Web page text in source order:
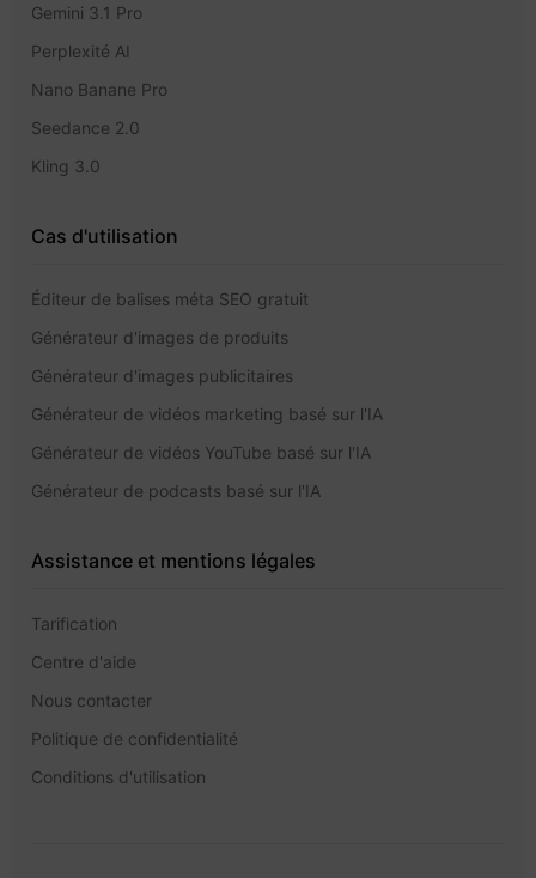
Gemini 3.1 Pro
Perplexité AI
Nano Banane Pro
Seedance 2.0
Kling 3.0
Cas d'utilisation
Éditeur de balises méta SEO gratuit
Générateur d'images de produits
Générateur d'images publicitaires
Générateur de vidéos marketing basé sur l'IA
Générateur de vidéos YouTube basé sur l'IA
Générateur de podcasts basé sur l'IA
Assistance et mentions légales
Tarification
Centre d'aide
Nous contacter
Politique de confidentialité
Conditions d'utilisation